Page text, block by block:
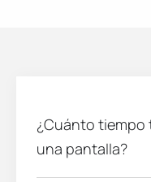
¿Cuánto tiempo
una pantalla?